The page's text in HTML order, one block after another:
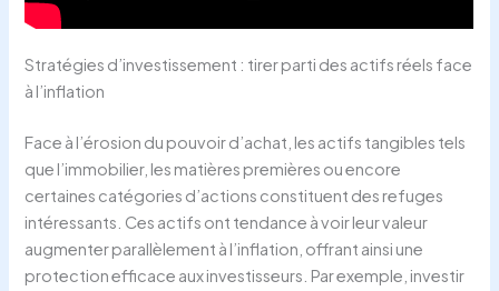
Stratégies d’investissement : tirer parti des actifs réels face
à l’inflation
Face à l’érosion du pouvoir d’achat, les actifs tangibles tels
que l’immobilier, les matières premières ou encore
certaines catégories d’actions constituent des refuges
intéressants. Ces actifs ont tendance à voir leur valeur
augmenter parallèlement à l’inflation, offrant ainsi une
protection efficace aux investisseurs. Par exemple, investir